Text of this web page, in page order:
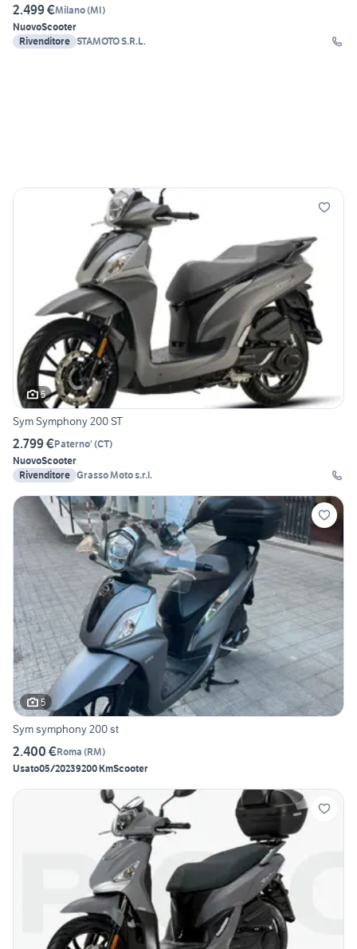
2.499 €Milano(MI)
NuovoScooter
Rivenditore STAMOTO S.R.L.
5
Sym Symphony 200 ST
2.799 €Paterno' (CT)
NuovoScooter
Rivenditore Grasso Moto s.r.l.
5
Sym symphony 200 st
2.400 €Roma (RM)
Usato05/20239200 KmScooter